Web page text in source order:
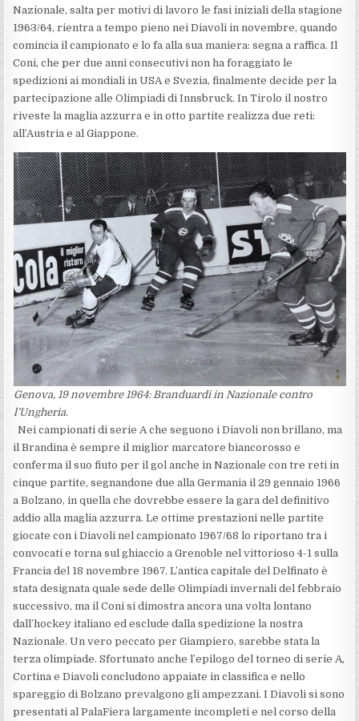
Nazionale, salta per motivi di lavoro le fasi iniziali della stagione
1963/64, rientra a tempo pieno nei Diavoli in novembre, quando
comincia il campionato e lo fa alla sua maniera: segna a raffica. Il
Coni, che per due anni consecutivi non ha foraggiato le
spedizioni ai mondiali in USA e Svezia, finalmente decide per la
partecipazione alle Olimpiadi di Innsbruck. In Tirolo il nostro
riveste la maglia azzurra e in otto partite realizza due reti:
all’Austria e al Giappone.
Genova, 19 novembre 1964: Branduardi in Nazionale contro
l’Ungheria.
Nei campionati di serie A che seguono i Diavoli non brillano, ma
il Brandina è sempre il miglior marcatore biancorosso e
conferma il suo fiuto per il gol anche in Nazionale con tre reti in
cinque partite, segnandone due alla Germania il 29 gennaio 1966
a Bolzano, in quella che dovrebbe essere la gara del definitivo
addio alla maglia azzurra. Le ottime prestazioni nelle partite
giocate con i Diavoli nel campionato 1967/68 lo riportano tra i
convocati e torna sul ghiaccio a Grenoble nel vittorioso 4-1 sulla
Francia del 18 novembre 1967. L’antica capitale del Delfinato è
stata designata quale sede delle Olimpiadi invernali del febbraio
successivo, ma il Coni si dimostra ancora una volta lontano
dall’hockey italiano ed esclude dalla spedizione la nostra
Nazionale. Un vero peccato per Giampiero, sarebbe stata la
terza olimpiade. Sfortunato anche l’epilogo del torneo di serie A,
Cortina e Diavoli concludono appaiate in classifica e nello
spareggio di Bolzano prevalgono gli ampezzani. I Diavoli si sono
presentati al PalaFiera largamente incompleti e nel corso della